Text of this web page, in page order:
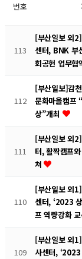
번호
113
[부산일보 외
센터, BNK 부
회공헌 업무협
112
[부산일보]감
문화마을캠프
상”개최
111
[부산일보 외
터, 활짝캠프
쳐
110
[부산일보 외
센터, ‘2023
프 역량강화
109
[부산일보 외
사센터,